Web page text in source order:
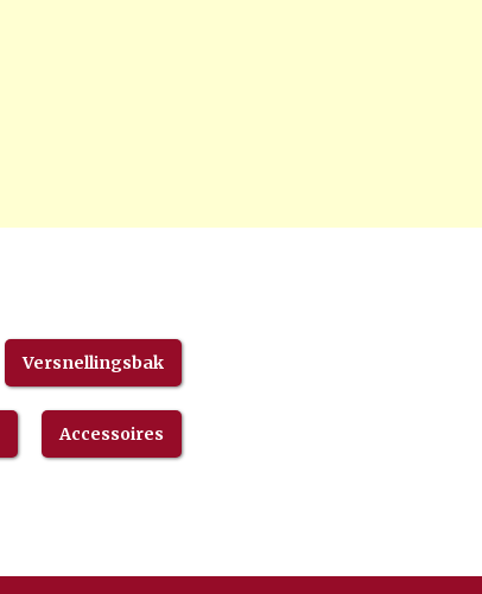
Versnellingsbak
Accessoires